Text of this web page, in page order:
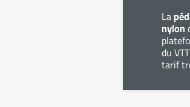
La
nylon
du
tarif